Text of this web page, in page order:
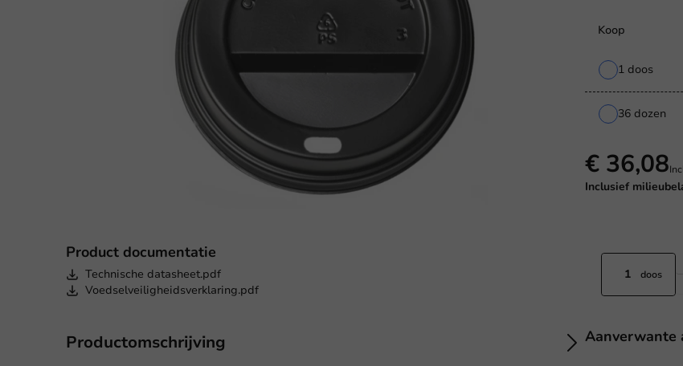
Product documentatie
Technische datasheet.pdf
Voedselveiligheidsverklaring.pdf
Productomschrijving
Koop
1 doos
36 dozen
€ 36,08
Inclusief
doos
Aanverwante